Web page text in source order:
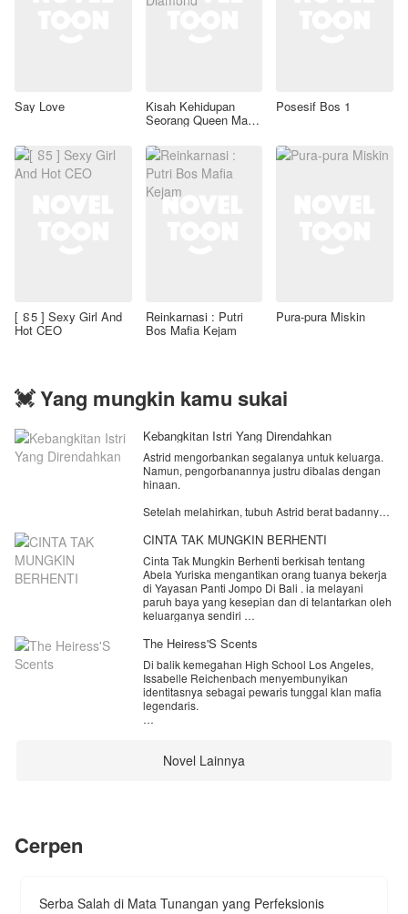
Say Love Kisah Kehidupan
Seorang Queen Mafia
Posesif Bos 1
[ ៜ5 ] Sexy Girl And
Hot CEO
Reinkarnasi : Putri
Bos Mafia Kejam
Pura-pura Miskin
💓 Yang mungkin kamu sukai
Kebangkitan Istri Yang Direndahkan
Astrid mengorbankan segalanya untuk keluarga.
Namun, pengorbanannya justru dibalas dengan
hinaan.
Setelah melahirkan, tubuh Astrid berat badannya
yang seorang dokter, merasa malu memiliki istri
juga menganggap Astrid sebagai wanita tidak
berguna karena tidak memiliki pekerjaan maupun
prestasi yang bisa dibanggakan.
Puncaknya terjadi saat Lucas dan Marta
undangan. Harga dirinya diinjak-injak tanpa belas
kasihan, seolah seluruh pengorbanannya selama
ini tidak pernah berarti. Hari itu, Astrid
memutuskan untuk berhenti menangis.
Dengan bantuan Mateo, Astrid bangkit dan
dulu merendahkan mulai menyadari kesalahan
mereka.
CINTA TAK MUNGKIN BERHENTI
Cinta Tak Mungkin Berhenti berkisah tentang
Abela Yuriska mengantikan orang tuanya bekerja
di Yayasan Panti Jompo Di Bali . ia melayani
paruh baya yang kesepian dan di telantarkan oleh
keluarganya sendiri
Keadaan masa lalu yang membuat dirinya
sebuah masalah sehingga ya di bantu oleh
keluarga yang sangat baik dan terkaya
hingga suatu seketika. ia baru sadar pemilik
yayasan ini memiliki cucu . dan itu adalah masa
The Heiress'S Scents
Di balik kemegahan High School Los Angeles,
Issabelle Reichenbach menyembunyikan
identitasnya sebagai pewaris tunggal klan mafia
legendaris.
penderitaan tinggal bersama ibu kandungnya
yang lemah dan ayah tiri yang kasar.
kehilangan indra penciuman sejak lahir.
Novel Lainnya
Cerpen
Serba Salah di Mata Tunangan yang Perfeksionis